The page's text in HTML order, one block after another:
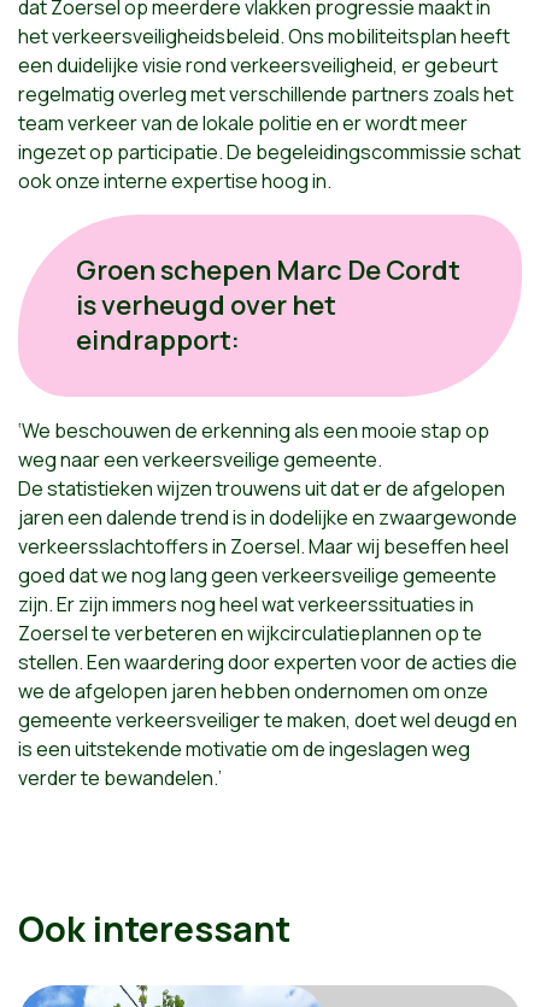
dat Zoersel op meerdere vlakken progressie maakt in
het verkeersveiligheidsbeleid. Ons mobiliteitsplan heeft
een duidelijke visie rond verkeersveiligheid, er gebeurt
regelmatig overleg met verschillende partners zoals het
team verkeer van de lokale politie en er wordt meer
ingezet op participatie. De begeleidingscommissie schat
ook onze interne expertise hoog in.
Groen schepen Marc De Cordt
is verheugd over het
eindrapport:
‘We beschouwen de erkenning als een mooie stap op
weg naar een verkeersveilige gemeente.
De statistieken wijzen trouwens uit dat er de afgelopen
jaren een dalende trend is in dodelijke en zwaargewonde
verkeersslachtoffers in Zoersel. Maar wij beseffen heel
goed dat we nog lang geen verkeersveilige gemeente
zijn. Er zijn immers nog heel wat verkeerssituaties in
Zoersel te verbeteren en wijkcirculatieplannen op te
stellen. Een waardering door experten voor de acties die
we de afgelopen jaren hebben ondernomen om onze
gemeente verkeersveiliger te maken, doet wel deugd en
is een uitstekende motivatie om de ingeslagen weg
verder te bewandelen.’
Ook interessant